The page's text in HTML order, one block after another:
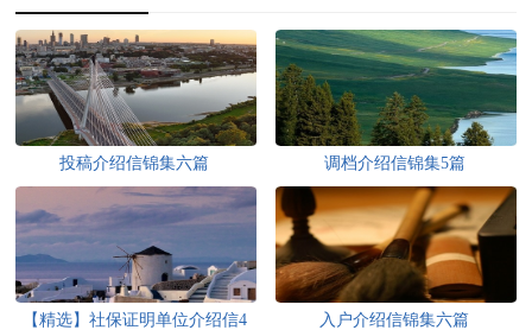
投稿介绍信锦集六篇 调档介绍信锦集5篇
【精选】社保证明单位介绍信4
入户介绍信锦集六篇